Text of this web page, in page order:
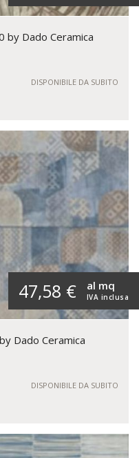
by Dado Ceramica
DISPONIBILE DA SUBITO
47,58 € IVA inclusa
al mq
Dado Ceramica
DISPONIBILE DA SUBITO